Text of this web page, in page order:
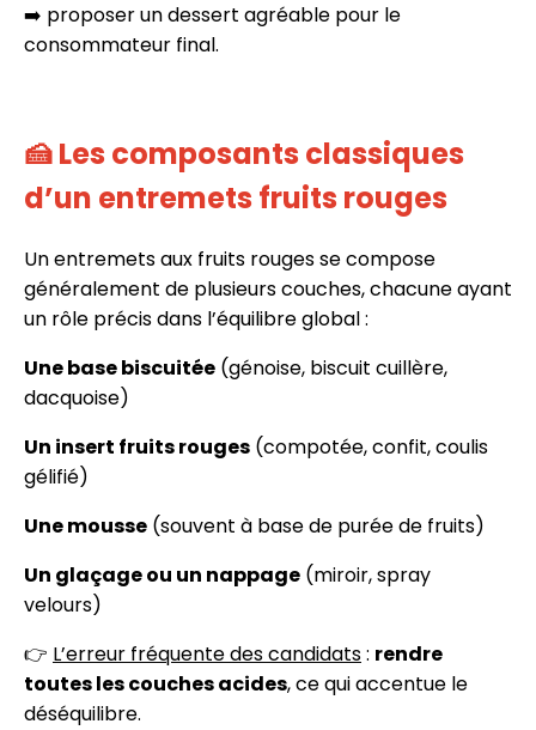
➡️ proposer un dessert agréable pour le
consommateur final.
🍰 Les composants classiques
d’un entremets fruits rouges
Un entremets aux fruits rouges se compose
généralement de plusieurs couches, chacune ayant
un rôle précis dans l’équilibre global :
Une base biscuitée (génoise, biscuit cuillère,
dacquoise)
Un insert fruits rouges (compotée, confit, coulis
gélifié)
Une mousse (souvent à base de purée de fruits)
Un glaçage ou un nappage (miroir, spray
velours)
👉 L’erreur fréquente des candidats: rendre
toutes les couches acides, ce qui accentue le
déséquilibre.